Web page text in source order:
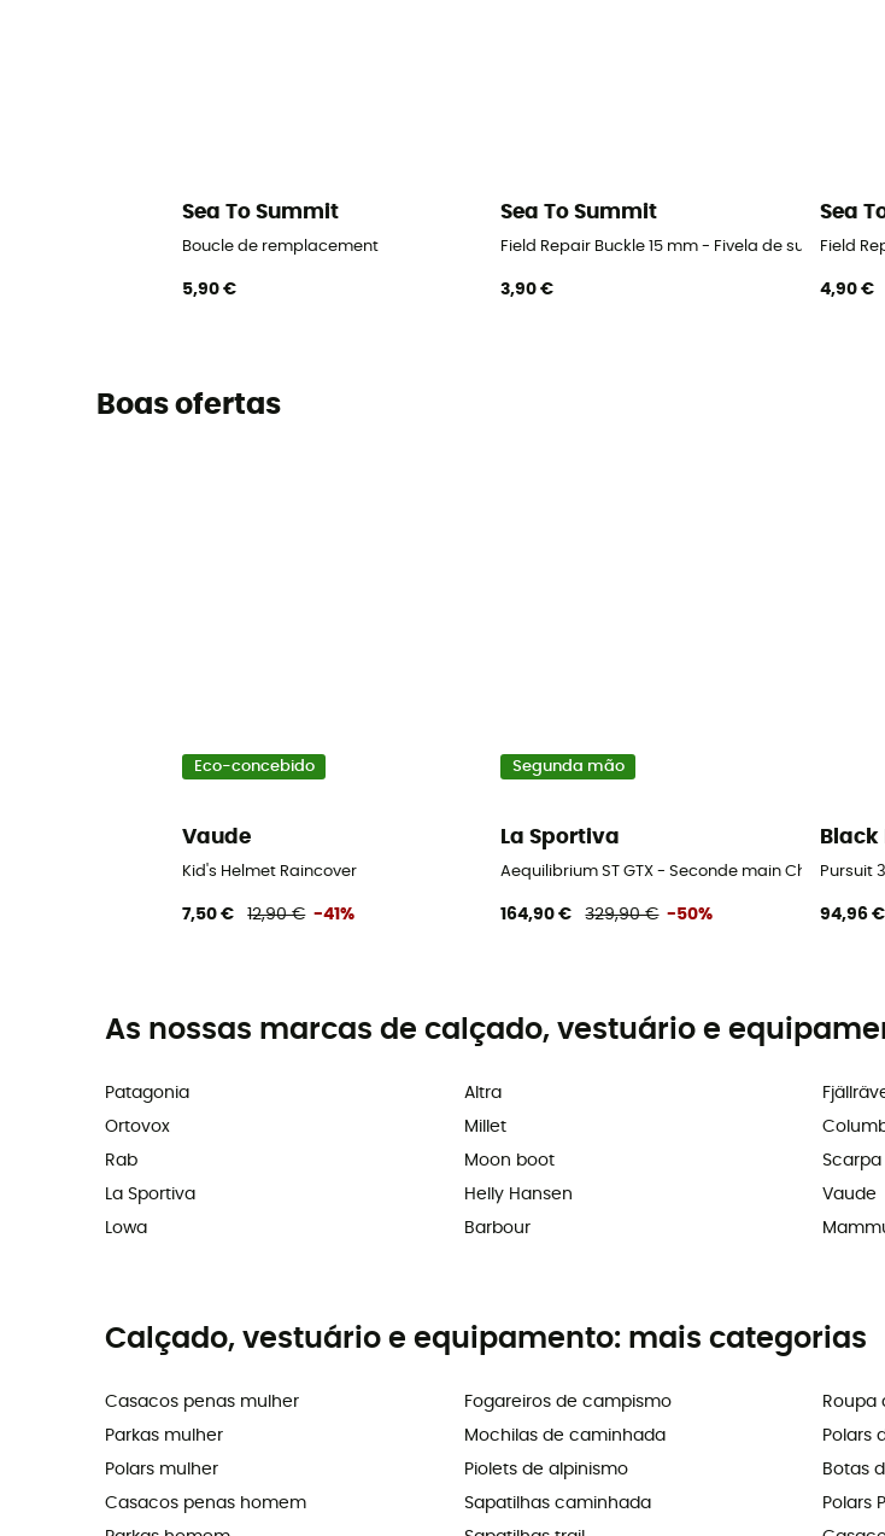
Sea To Summit
Boucle de remplacement
5,90 €
Sea To Summit
Field Repair Buckle 15 mm - Fivela de substituição
3,90 €
Sea
Field
4,90 €
Boas ofertas
Eco-concebido
Vaude
Kid's Helmet Raincover
7,50 € 12,90 € -41%
Segunda mão
La Sportiva
Aequilibrium ST GTX - Seconde main
164,90 € 329,90 € -50%
Black
Pursuit
94,96 €
As nossas marcas de calçado, vestuário e
Patagonia
Ortovox
Rab
La Sportiva
Lowa
Altra
Millet
Moon boot
Helly Hansen
Barbour
Scarpa
Vaude
Calçado, vestuário e equipamento: mais categorias
Casacos penas mulher
Parkas mulher
Polars mulher
Casacos penas homem
Fogareiros de campismo
Mochilas de caminhada
Piolets de alpinismo
Sapatilhas caminhada
Roupa
Polars
Botas
Polars